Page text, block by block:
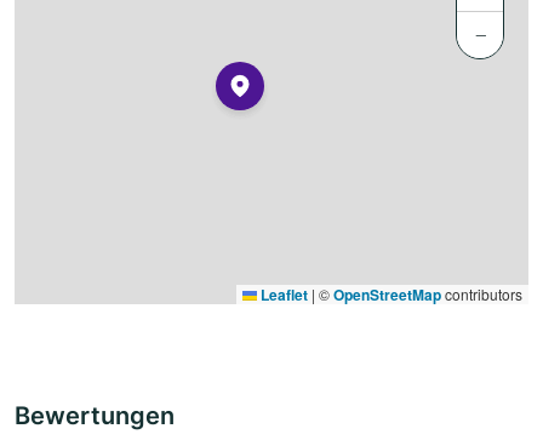
−
Leaflet | ©OpenStreetMapcontributors
Bewertungen